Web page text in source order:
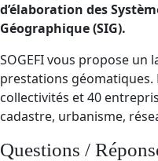
d’élaboration des
Géographique (SIG).
SOGEFI vous propose un
prestations géomatiques.
collectivités et 40
cadastre, urbanisme,
Questions /